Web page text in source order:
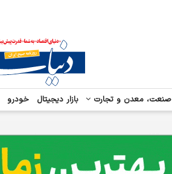
صنعت، معدن و تجارت بازار دیجیتال خودرو